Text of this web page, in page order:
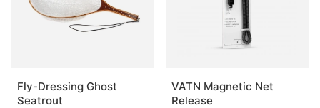
Fly-Dressing Ghost
Seatrout
VATN Magnetic Net
Release